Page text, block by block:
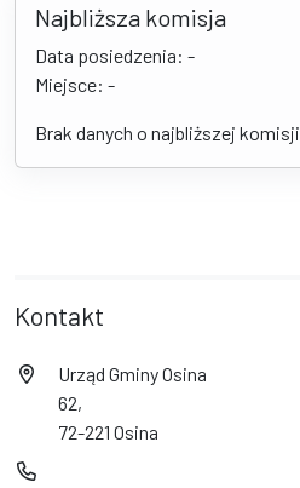
Najbliższa komisja
Data posiedzenia: -
Miejsce: -
Brak danych o najbliższej komisji
Kontakt
Urząd Gminy Osina
62,
72-221 Osina